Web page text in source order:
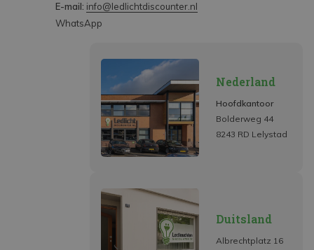
E-mail: info@ledlichtdiscounter.nl
WhatsApp
Nederland
Hoofdkantoor
Bolderweg 44
8243 RD Lelystad
Duitsland
Albrechtplatz 16